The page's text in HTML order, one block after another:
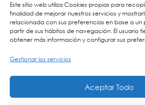
Este sitio web utiliza Cookies propias para
finalidad de mejorar nuestros servicios y
relacionada con sus preferencias en base a
partir de sus hábitos de navegación. El usuario
obtener más información y configurar sus
Gestionar los servicios
Aceptar Todo
Aviso Legal-
La Consulta Creativa